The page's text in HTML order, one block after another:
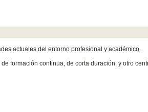
actuales del entorno profesional y académico.
formación continua, de corta duración; y otro